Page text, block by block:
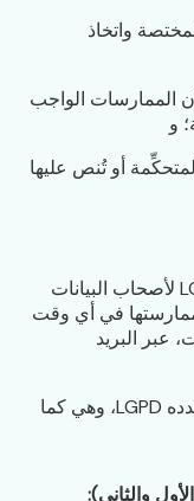
واتخاذ
الممارسات الواجب
و
أو تُنص عليها
يضمن القانون العام لحماية البيانات – LGPD لأصحاب البيانات
ممارستها في أي وقت
عبر البريد
يمكنك ممارسة حقوقك على النحو الذي يحدده LGPD، وهي كما